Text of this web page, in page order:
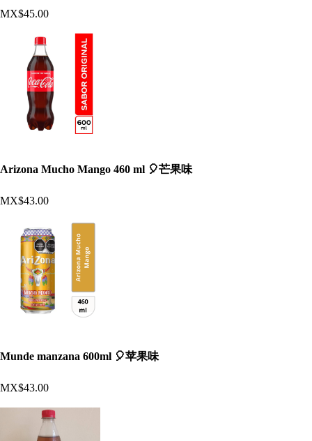
MX$45.00
Arizona Mucho Mango 460 ml 🎈芒果味
MX$43.00
Munde manzana 600ml 🎈苹果味
MX$43.00